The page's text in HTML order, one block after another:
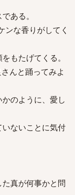
ある。
ンな香りがしてく
もたげてくる。
んと踊ってみよ
のように、愛し
ないことに気付
真が何事かと問